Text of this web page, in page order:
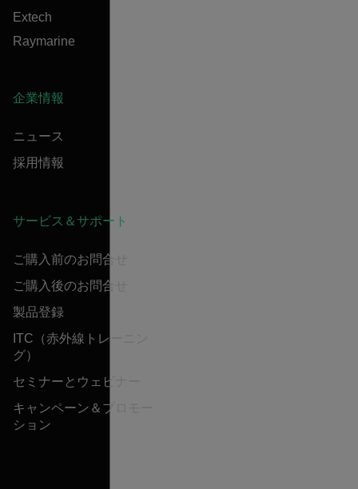
Extech
Raymarine
企業情報
ニュース
採用情報
サービス＆サポート
ご購入前のお問合せ
ご購入後のお問合せ
製品登録
ITC（赤外線トレーニン
グ）
セミナーとウェビナー
キャンペーン＆プロモー
ション